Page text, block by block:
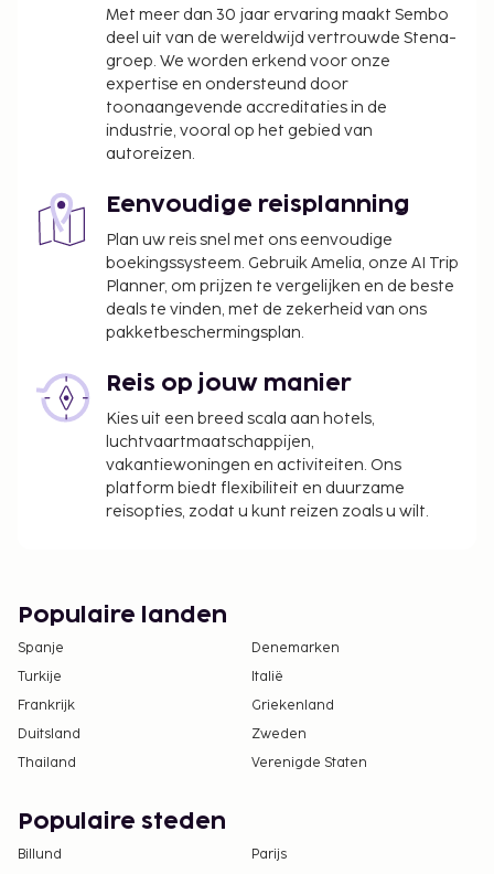
De stad heft de volgende belasting: EUR 1.93 per
persoon, per nacht voor maximaal 7 nachten.
Deze belasting is niet van toepassing op
kinderen die jonger zijn dan 17 jaar.
We hebben alle kosten vermeld die de
accommodatie aan ons heeft doorgegeven.
Parkeerkosten: EUR 25 per nacht
Toeslag voor babybed: EUR 6.0 per nacht
Deze lijst is mogelijk niet volledig. Toeslagen en
borgsommen zijn mogelijk excl. btw en kunnen
contante betalingen bij deze accommodatie
het bedrag van EUR 1000 niet overschrijden.
Neem voor meer informatie contact op met de
accommodatie via de gegevens in de
boekingsbevestiging.
Het seizoensgebonden zwembad is geopend
Met meer dan 30 jaar ervaring maakt Sembo
deel uit van de wereldwijd vertrouwde Stena-
groep. We worden erkend voor onze
expertise en ondersteund door
toonaangevende accreditaties in de
industrie, vooral op het gebied van
autoreizen.
Eenvoudige reisplanning
Plan uw reis snel met ons eenvoudige
boekingssysteem. Gebruik Amelia, onze AI Trip
Planner, om prijzen te vergelijken en de beste
deals te vinden, met de zekerheid van ons
pakketbeschermingsplan.
Reis op jouw manier
Kies uit een breed scala aan hotels,
luchtvaartmaatschappijen,
vakantiewoningen en activiteiten. Ons
platform biedt flexibiliteit en duurzame
reisopties, zodat u kunt reizen zoals u wilt.
Populaire landen
Spanje
Denemarken
Turkije
Italië
Frankrijk
Griekenland
Duitsland
Zweden
Thailand
Verenigde Staten
Populaire steden
Billund
Parijs